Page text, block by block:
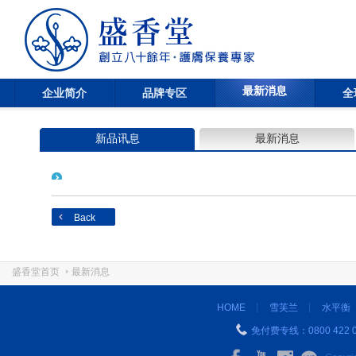
企业简介 品牌专区 最新消息 全
新品讯息 最新消息
Back
盛香堂首页 最新消息
HOME 雪芙兰 水平衡
免付费专线：0800 422